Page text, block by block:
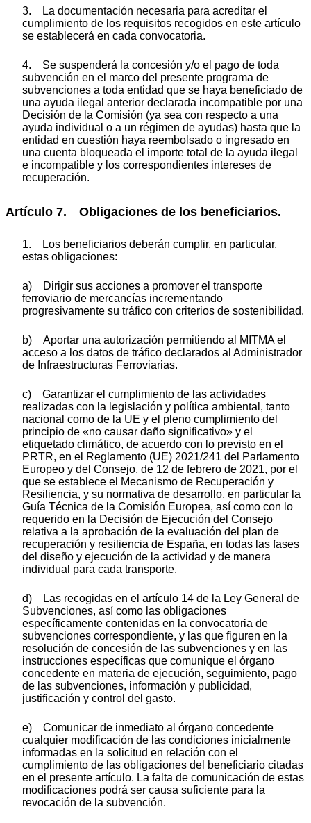
3. La documentación necesaria para acreditar el
cumplimiento de los requisitos recogidos en este artículo
se establecerá en cada convocatoria.
4. Se suspenderá la concesión y/o el pago de toda
subvención en el marco del presente programa de
subvenciones a toda entidad que se haya beneficiado de
una ayuda ilegal anterior declarada incompatible por una
Decisión de la Comisión (ya sea con respecto a una
ayuda individual o a un régimen de ayudas) hasta que la
entidad en cuestión haya reembolsado o ingresado en
una cuenta bloqueada el importe total de la ayuda ilegal
e incompatible y los correspondientes intereses de
recuperación.
Artículo 7. Obligaciones de los beneficiarios.
1. Los beneficiarios deberán cumplir, en particular,
estas obligaciones:
a) Dirigir sus acciones a promover el transporte
ferroviario de mercancías incrementando
progresivamente su tráfico con criterios de sostenibilidad.
b) Aportar una autorización permitiendo al MITMA el
acceso a los datos de tráfico declarados al Administrador
de Infraestructuras Ferroviarias.
c) Garantizar el cumplimiento de las actividades
realizadas con la legislación y política ambiental, tanto
nacional como de la UE y el pleno cumplimiento del
principio de «no causar daño significativo» y el
etiquetado climático, de acuerdo con lo previsto en el
PRTR, en el Reglamento (UE) 2021/241 del Parlamento
Europeo y del Consejo, de 12 de febrero de 2021, por el
que se establece el Mecanismo de Recuperación y
Resiliencia, y su normativa de desarrollo, en particular la
Guía Técnica de la Comisión Europea, así como con lo
requerido en la Decisión de Ejecución del Consejo
relativa a la aprobación de la evaluación del plan de
recuperación y resiliencia de España, en todas las fases
del diseño y ejecución de la actividad y de manera
individual para cada transporte.
d) Las recogidas en el artículo 14 de la Ley General de
Subvenciones, así como las obligaciones
específicamente contenidas en la convocatoria de
subvenciones correspondiente, y las que figuren en la
resolución de concesión de las subvenciones y en las
instrucciones específicas que comunique el órgano
concedente en materia de ejecución, seguimiento, pago
de las subvenciones, información y publicidad,
justificación y control del gasto.
e) Comunicar de inmediato al órgano concedente
cualquier modificación de las condiciones inicialmente
informadas en la solicitud en relación con el
cumplimiento de las obligaciones del beneficiario citadas
en el presente artículo. La falta de comunicación de estas
modificaciones podrá ser causa suficiente para la
revocación de la subvención.